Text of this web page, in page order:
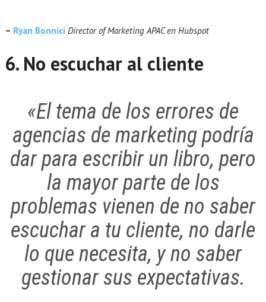
– Ryan Bonnici Director of Marketing APAC en Hubspot
6. No escuchar al cliente
«El tema de los errores de
agencias de marketing podría
dar para escribir un libro, pero
la mayor parte de los
problemas vienen de no saber
escuchar a tu cliente, no darle
lo que necesita, y no saber
gestionar sus expectativas.